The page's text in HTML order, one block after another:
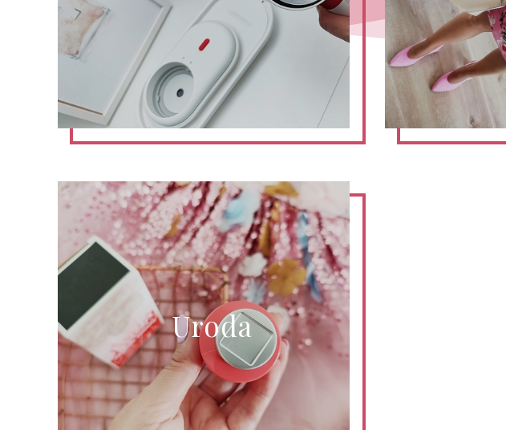
Uroda